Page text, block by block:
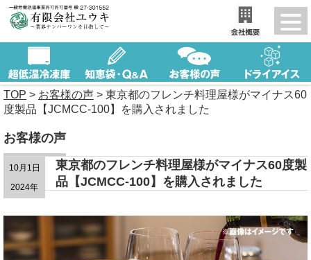
TOP > お客様の声 > 東京都のフレンチ料理屋様がマイナス60
度製品【JCMCC-100】を購入されました
お客様の声
10月1日
2024年
東京都のフレンチ料理屋様がマイナス60度製
品【JCMCC-100】を購入されました